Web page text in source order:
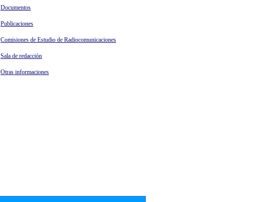
Documentos
Publicaciones
Comisiones de Estudio de Radiocomunicaciones
Sala de redacción
Otras informaciones